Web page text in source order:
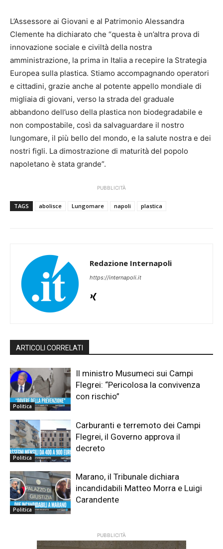
L’Assessore ai Giovani e al Patrimonio Alessandra
Clemente ha dichiarato che “questa è un’altra prova di
innovazione sociale e civiltà della nostra
amministrazione, la prima in Italia a recepire la Strategia
Europea sulla plastica. Stiamo accompagnando operatori
e cittadini, grazie anche al potente appello mondiale di
migliaia di giovani, verso la strada del graduale
abbandono dell’uso della plastica non biodegradabile e
non compostabile, così da salvaguardare il nostro
lungomare, il più bello del mondo, e la salute nostra e dei
nostri figli. La dimostrazione di maturità del popolo
napoletano è stata grande”.
PUBBLICITÀ
TAGS abolisce Lungomare napoli plastica
Redazione Internapoli
https://internapoli.it
ARTICOLI CORRELATI
Politica
Il ministro Musumeci sui Campi
Flegrei: “Pericolosa la convivenza
con rischio”
Politica
Carburanti e terremoto dei Campi
Flegrei, il Governo approva il
decreto
Politica
Marano, il Tribunale dichiara
incandidabili Matteo Morra e Luigi
Carandente
PUBBLICITÀ